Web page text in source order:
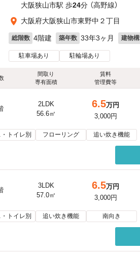
大阪狭山市駅 歩24分 （高野線）
大阪府大阪狭山市東野中２丁目
総階数 4階建 築年数 33年3ヶ月 建物
駐車場あり 駐輪場あり
間取り
専有面積
賃料
管理費等
2LDK
56.6㎡
6.5万円
3,000円
トイレ別 フローリング 追い炊き機能
3LDK
57.0㎡
6.5万円
3,000円
トイレ別 追い炊き機能 南向き